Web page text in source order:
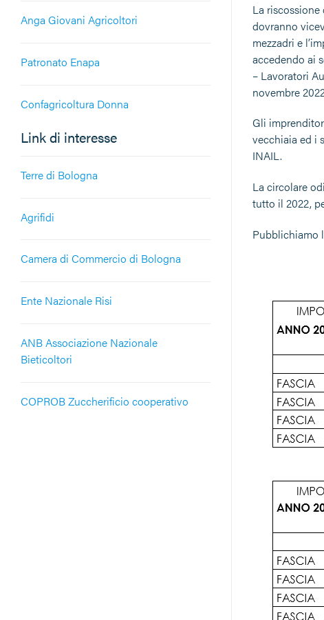
Anga Giovani Agricoltori
Patronato Enapa
Confagricoltura Donna
Link di interesse
Terre di Bologna
Agrifidi
Camera di Commercio di Bologna
Ente Nazionale Risi
ANB Associazione Nazionale
Bieticoltori
COPROB Zuccherificio cooperativo
La
dovranno
mezzadri e
accedendo ai
– Lavoratori
novembre
Gli
vecchiaia ed i
INAIL.
La circolare
tutto il 2022,
Pubblichiamo